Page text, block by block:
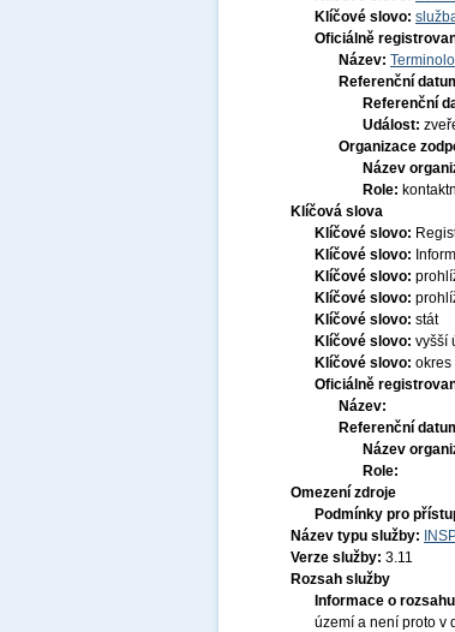
Klíčové slovo:
Oficiálně
Název:
Referenční
Referenční
Událost:
Organizace
Název
Role:
Klíčová slova
Klíčové slovo:
Klíčové slovo:
Klíčové slovo:
Klíčové slovo:
Klíčové slovo: stát
Klíčové slovo: vyšší
Klíčové slovo: okres
Oficiálně
Název:
Referenční
Název
Role:
Omezení zdroje
Podmínky pro
Název typu služby:
Verze služby: 3.11
Rozsah služby
Informace o
území a není proto v